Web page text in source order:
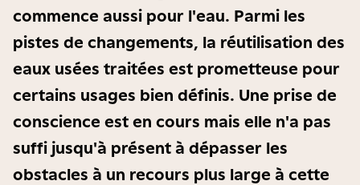
commence aussi pour l'eau. Parmi les
pistes de changements, la réutilisation des
eaux usées traitées est prometteuse pour
certains usages bien définis. Une prise de
conscience est en cours mais elle n'a pas
suffi jusqu'à présent à dépasser les
obstacles à un recours plus large à cette